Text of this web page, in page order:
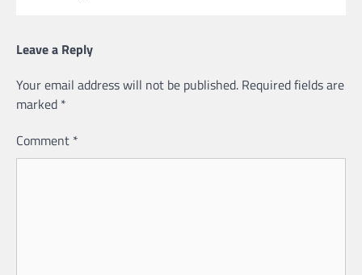
Leave a Reply
Your email address will not be published. Required fields are
marked *
Comment *